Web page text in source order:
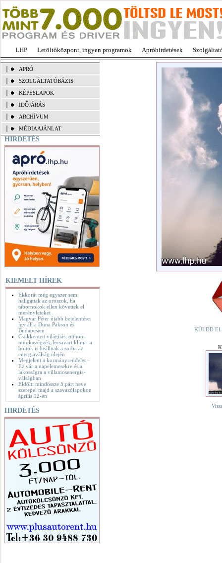
LHP Letöltőközpont, ingyen programok Apróhirdetések
APRÓ
SZOLGÁLTATÓBÁZIS
KÉPESLAPOK
IDŐJÁRÁS
ARCHÍVUM
MÉDIAAJÁNLAT
HIRDETÉS
KIEMELT HÍREK
Ekkorát még egyszer sem
hallgattak az oroszok, ha
tábornokok ellen követtek el
merényleteket
Magyar Péter újabb bejelentése:
így áll a Duna Pakson és
Budapesten
Csökkentett világítás, otthoni
munkavégzés, lecsavart klíma: a
boltok is beállnak a sorba az
energiaválság idején
Megjelent a kormányrendelet –
Ez vár a napelemesekre és a
lakosságra a villamosenergia-
válságban
Eldőlt: mindössze 5 párt neve
szerepel majd a szavazólapokon
április 12-én
HIRDETÉS
KÜLDD